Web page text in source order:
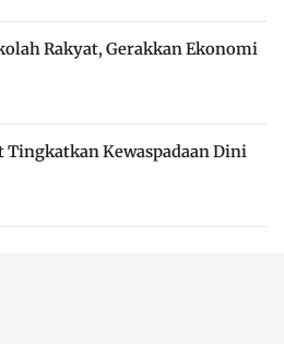
Rakyat, Gerakkan Ekonomi
Kewaspadaan Dini